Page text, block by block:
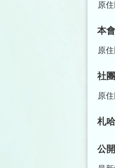
原
本
原
社
原
札
公